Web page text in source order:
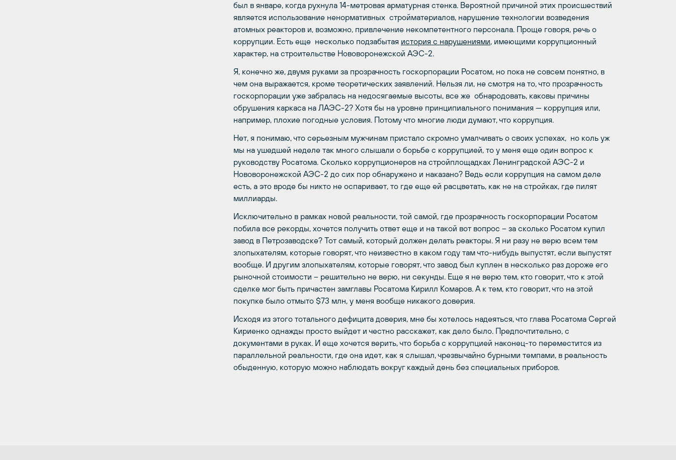
был в январе, когда рухнула 14-метровая арматурная стенка. Вероятной причиной этих происшествий
является использование ненормативных стройматериалов, нарушение технологии возведения
атомных реакторов и, возможно, привлечение некомпетентного персонала. Проще говоря, речь о
коррупции. Есть еще несколько подзабытая история с нарушениями, имеющими коррупционный
характер, на строительстве Нововоронежской АЭС-2.
Я, конечно же, двумя руками за прозрачность госкорпорации Росатом, но пока не совсем понятно, в
чем она выражается, кроме теоретических заявлений. Нельзя ли, не смотря на то, что прозрачность
госкорпорации уже забралась на недосягаемые высоты, все же обнародовать, каковы причины
обрушения каркаса на ЛАЭС-2? Хотя бы на уровне принципиального понимания — коррупция или,
например, плохие погодные условия. Потому что многие люди думают, что коррупция.
Нет, я понимаю, что серьезным мужчинам пристало скромно умалчивать о своих успехах, но коль уж
мы на ушедшей неделе так много слышали о борьбе с коррупцией, то у меня еще один вопрос к
руководству Росатома. Сколько коррупционеров на стройплощадках Ленинградской АЭС-2 и
Нововоронежской АЭС-2 до сих пор обнаружено и наказано? Ведь если коррупция на самом деле
есть, а это вроде бы никто не оспаривает, то где еще ей расцветать, как не на стройках, где пилят
миллиарды.
Исключительно в рамках новой реальности, той самой, где прозрачность госкорпорации Росатом
побила все рекорды, хочется получить ответ еще и на такой вот вопрос – за сколько Росатом купил
завод в Петрозаводске? Тот самый, который должен делать реакторы. Я ни разу не верю всем тем
злопыхателям, которые говорят, что неизвестно в каком году там что-нибудь выпустят, если выпустят
вообще. И другим злопыхателям, которые говорят, что завод был куплен в несколько раз дороже его
рыночной стоимости – решительно не верю, ни секунды. Еще я не верю тем, кто говорит, что к этой
сделке мог быть причастен замглавы Росатома Кирилл Комаров. А к тем, кто говорит, что на этой
покупке было отмыто $73 млн, у меня вообще никакого доверия.
Исходя из этого тотального дефицита доверия, мне бы хотелось надеяться, что глава Росатома Сергей
Кириенко однажды просто выйдет и честно расскажет, как дело было. Предпочтительно, с
документами в руках. И еще хочется верить, что борьба с коррупцией наконец-то переместится из
параллельной реальности, где она идет, как я слышал, чрезвычайно бурными темпами, в реальность
обыденную, которую можно наблюдать вокруг каждый день без специальных приборов.